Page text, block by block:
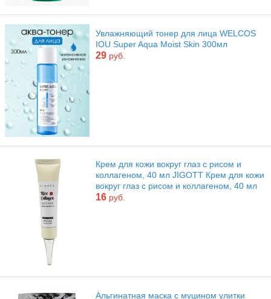
Увлажняющий тонер для лица WELCOS
IOU Super Aqua Moist Skin 300мл
29 руб.
Крем для кожи вокруг глаз с рисом и
коллагеном, 40 мл JIGOTT Крем для кожи
вокруг глаз с рисом и коллагеном, 40 мл
16 руб.
Альгинатная маска с муцином улитки